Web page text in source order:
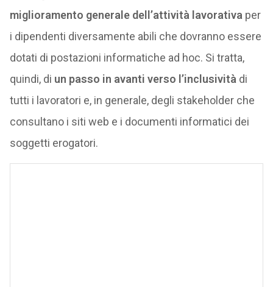
miglioramento generale dell’attività lavorativa per
i dipendenti diversamente abili che dovranno essere
dotati di postazioni informatiche ad hoc. Si tratta,
quindi, di un passo in avanti verso l’inclusività di
tutti i lavoratori e, in generale, degli stakeholder che
consultano i siti web e i documenti informatici dei
soggetti erogatori.